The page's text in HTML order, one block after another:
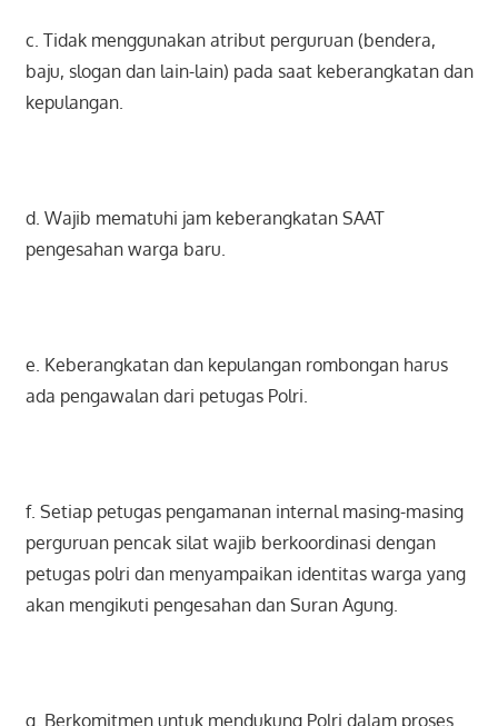
c. Tidak menggunakan atribut perguruan (bendera,
baju, slogan dan lain-lain) pada saat keberangkatan dan
kepulangan.
d. Wajib mematuhi jam keberangkatan SAAT
pengesahan warga baru.
e. Keberangkatan dan kepulangan rombongan harus
ada pengawalan dari petugas Polri.
f. Setiap petugas pengamanan internal masing-masing
perguruan pencak silat wajib berkoordinasi dengan
petugas polri dan menyampaikan identitas warga yang
akan mengikuti pengesahan dan Suran Agung.
g. Berkomitmen untuk mendukung Polri dalam proses